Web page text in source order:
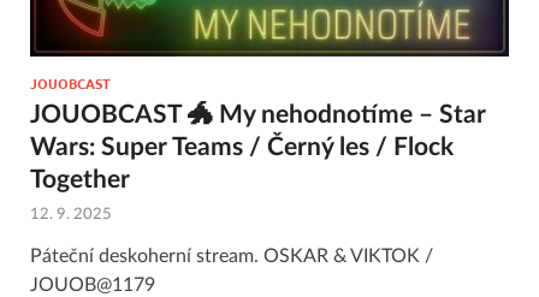
JOUOBCAST
JOUOBCAST 🐲 My nehodnotíme – Star
Wars: Super Teams / Černý les / Flock
Together
12. 9. 2025
Páteční deskoherní stream. OSKAR & VIKTOK /
JOUOB@1179